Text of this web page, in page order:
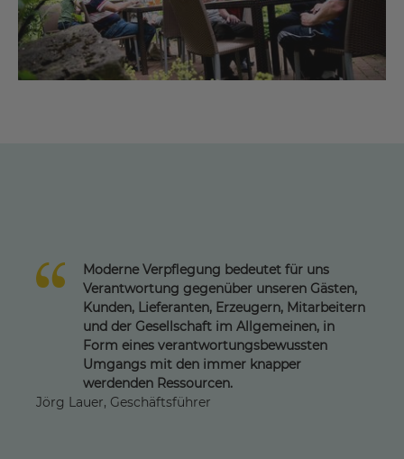
Moderne Verpflegung bedeutet für uns
Verantwortung gegenüber unseren Gästen,
Kunden, Lieferanten, Erzeugern, Mitarbeitern
und der Gesellschaft im Allgemeinen, in
Form eines verantwortungsbewussten
Umgangs mit den immer knapper
werdenden Ressourcen.
Jörg Lauer, Geschäftsführer